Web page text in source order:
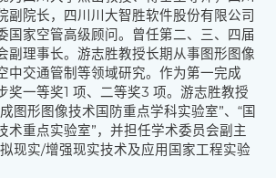
副院长，四川川大智胜软件股份有限公司
国家空管高级顾问。曾任第二、三、四届
副理事长。 游志胜教授长期从事图形图像
中交通管制等领域研究。作为第一完成
奖一等奖1 项、二等奖3 项。 游志胜教授
图形图像技术国防重点学科实验室”、“国
术重点实验室”，并担任学术委员会副主
现实/增强现实技术及应用国家工程实验